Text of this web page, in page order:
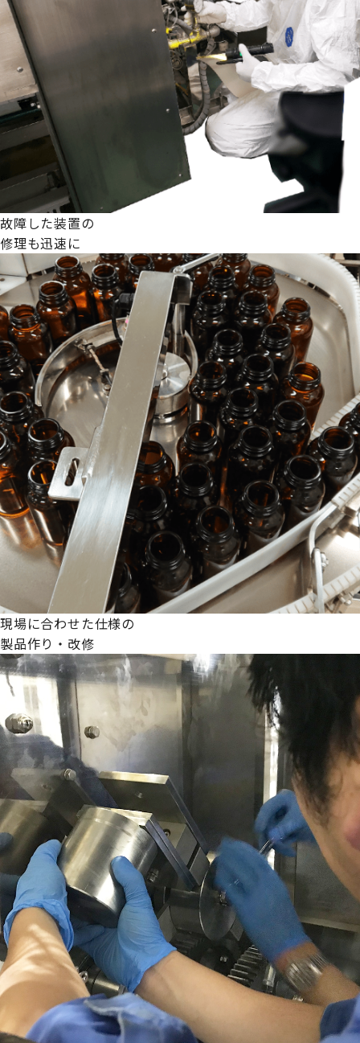
故障した装置の
修理も迅速に
現場に合わせた仕様の
製品作り・改修